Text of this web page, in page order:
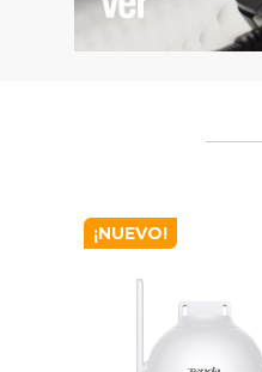
¡NUEVO!